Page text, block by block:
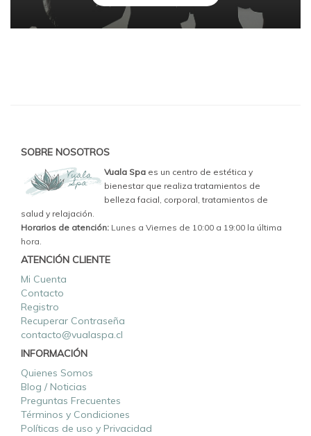
SOBRE NOSOTROS
Vuala Spa es un centro de estética y
bienestar que realiza tratamientos de
belleza facial, corporal, tratamientos de
salud y relajación.
Horarios de atención: Lunes a Viernes de 10:00 a 19:00 la última
hora.
ATENCIÓN CLIENTE
Mi Cuenta
Contacto
Registro
Recuperar Contraseña
contacto@vualaspa.cl
INFORMACIÓN
Quienes Somos
Blog / Noticias
Preguntas Frecuentes
Términos y Condiciones
Políticas de uso y Privacidad